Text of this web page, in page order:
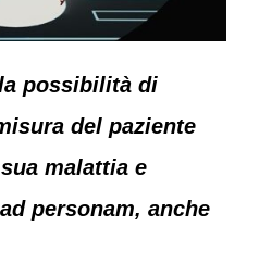
possibilità di
del paziente
malattia e
personam, anche